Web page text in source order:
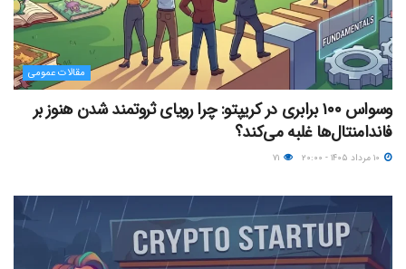
مقالات عمومی
وسواس ۱۰۰ برابری در کریپتو: چرا رویای ثروتمند شدن هنوز بر
فاندامنتال‌ها غلبه می‌کند؟